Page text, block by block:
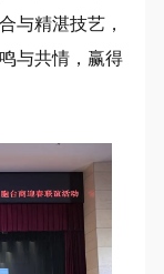
与精湛技艺，
与共情，赢得